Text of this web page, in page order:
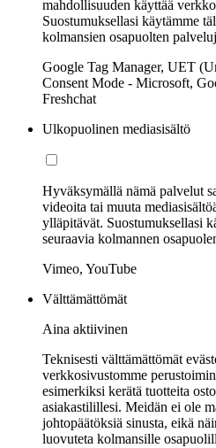
mahdollisuuden käyttää
Suostumuksellasi käytämme
kolmansien osapuolten
Google Tag Manager, UET
Consent Mode - Microsoft,
Freshchat
Ulkopuolinen mediasisältö
Hyväksymällä nämä palvelut
videoita tai muuta
ylläpitävät. Suostumuksellasi
seuraavia kolmannen
Vimeo, YouTube
Välttämättömät
Aina aktiivinen
Teknisesti välttämättömät
verkkosivustomme
esimerkiksi kerätä tuotteita
asiakastilillesi. Meidän ei ole
johtopäätöksiä sinusta, eikä
luovuteta kolmansille